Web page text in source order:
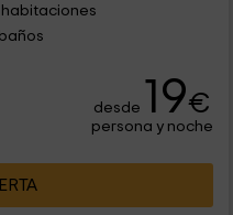
habitaciones
desde 19€
persona y noche